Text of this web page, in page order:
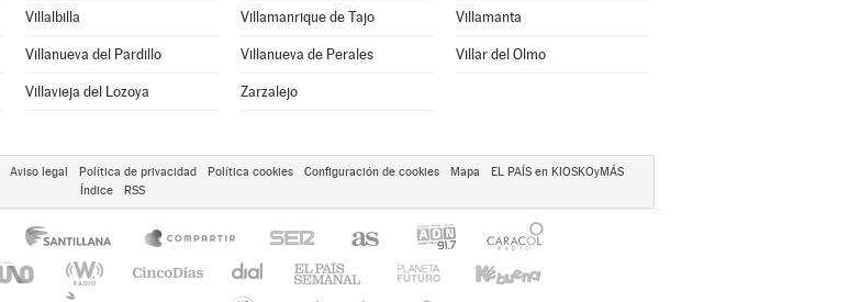
Villalbilla Villamanrique de Tajo Villamanta
Villanueva del Pardillo Villanueva de Perales Villar del Olmo
Villavieja del Lozoya Zarzalejo
Aviso legal Política de privacidad Política cookies Configuración de cookies Mapa
EL PAÍS en KIOSKOyMÁS
Índice
RSS